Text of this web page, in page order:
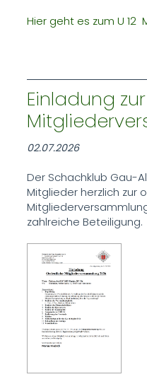
Hier geht es zum U 12
Einladung zur
02.07.2026
Der Schachklub Gau-
Mitglieder herzlich zur
zahlreiche Beteiligung.